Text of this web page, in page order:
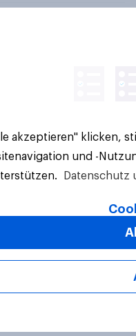
vorbehalten.
akzeptieren" klicken,
und -
Datenschutz